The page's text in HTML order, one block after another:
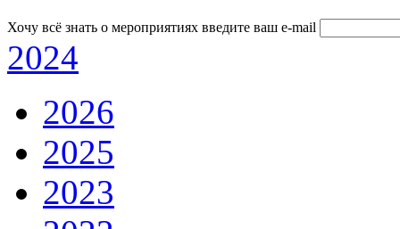
Хочу всё знать о мероприятиях введите ваш e-mail
2024
2026
2025
2023